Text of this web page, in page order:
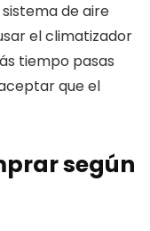
de aire
el climatizador
tiempo pasas
que el
según